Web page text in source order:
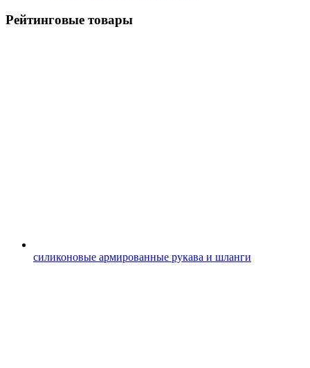
Рейтинговые товары
силиконовые армированные рукава и шланги